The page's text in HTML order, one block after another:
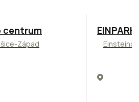
centrum
Západ
TOP